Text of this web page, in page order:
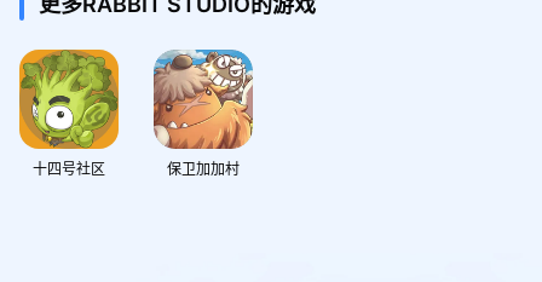
十四号社区 保卫加加村